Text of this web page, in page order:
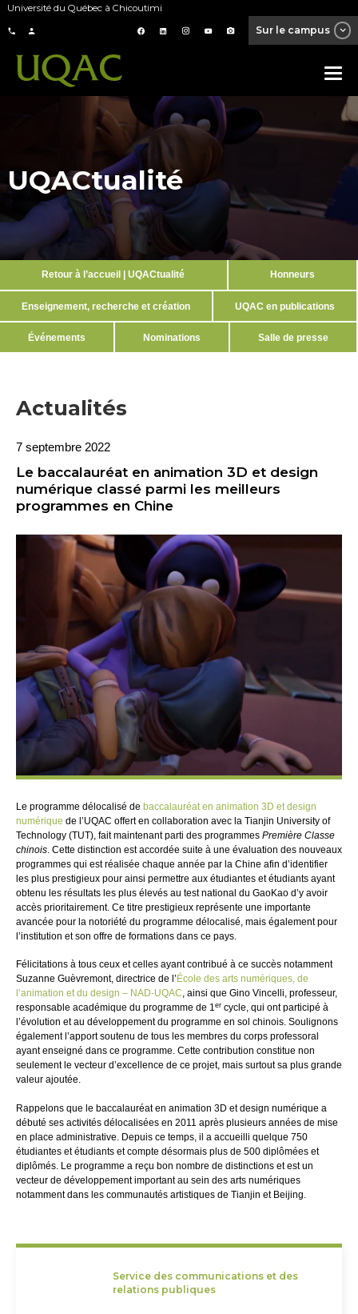
Université du Québec à Chicoutimi
Sur le campus
UQACtualité
Retour à l’accueil | UQACtualité Honneurs
Enseignement, recherche et création UQAC en publications
Événements Nominations Salle de presse
Actualités
7 septembre 2022
Le baccalauréat en animation 3D et design
numérique classé parmi les meilleurs
programmes en Chine
Le programme délocalisé de baccalauréat en animation 3D et design
numérique de l’UQAC offert en collaboration avec la Tianjin University of
Technology (TUT), fait maintenant parti des programmes Première Classe
chinois. Cette distinction est accordée suite à une évaluation des nouveaux
programmes qui est réalisée chaque année par la Chine afin d’identifier
les plus prestigieux pour ainsi permettre aux étudiantes et étudiants ayant
obtenu les résultats les plus élevés au test national du GaoKao d’y avoir
accès prioritairement. Ce titre prestigieux représente une importante
avancée pour la notoriété du programme délocalisé, mais également pour
l’institution et son offre de formations dans ce pays.
Félicitations à tous ceux et celles ayant contribué à ce succès notamment
Suzanne Guèvremont, directrice de l’ École des arts numériques, de
l’animation et du design – NAD-UQAC, ainsi que Gino Vincelli, professeur,
responsable académique du programme de 1er cycle, qui ont participé à
l’évolution et au développement du programme en sol chinois. Soulignons
également l’apport soutenu de tous les membres du corps professoral
ayant enseigné dans ce programme. Cette contribution constitue non
seulement le vecteur d’excellence de ce projet, mais surtout sa plus grande
valeur ajoutée.
Rappelons que le baccalauréat en animation 3D et design numérique a
débuté ses activités délocalisées en 2011 après plusieurs années de mise
en place administrative. Depuis ce temps, il a accueilli quelque 750
étudiantes et étudiants et compte désormais plus de 500 diplômées et
diplômés. Le programme a reçu bon nombre de distinctions et est un
vecteur de développement important au sein des arts numériques
notamment dans les communautés artistiques de Tianjin et Beijing.
Service des communications et des
relations publiques